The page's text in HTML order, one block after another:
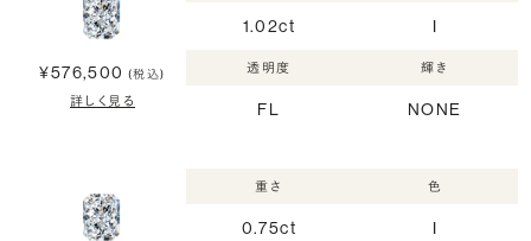
¥576,500 (税込)
詳しく見る
1.02ct I
透明度
FL
輝き
NONE
重さ
0.75ct
色
I